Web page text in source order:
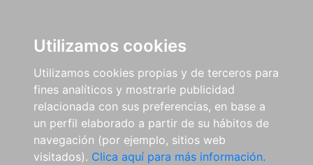
Utilizamos cookies
Utilizamos cookies propias y de terceros para
fines analíticos y mostrarle publicidad
relacionada con sus preferencias, en base a
un perfil elaborado a partir de su hábitos de
navegación (por ejemplo, sitios web
visitados). Clica aquí para más información.